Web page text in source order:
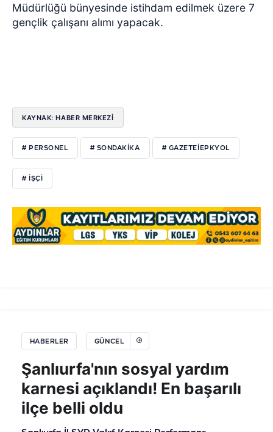
Müdürlüğü bünyesinde istihdam edilmek üzere 7
gençlik çalışanı alımı yapacak.
KAYNAK: HABER MERKEZI
# PERSONEL # SONDAKIKA # GAZETEIEPKYOL
# IŞÇI
HABERLER GÜNCEL
Şanlıurfa'nın sosyal yardım
karnesi açıklandı! En başarılı
ilçe belli oldu